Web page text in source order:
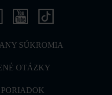
SÚKROMIA
OTÁZKY